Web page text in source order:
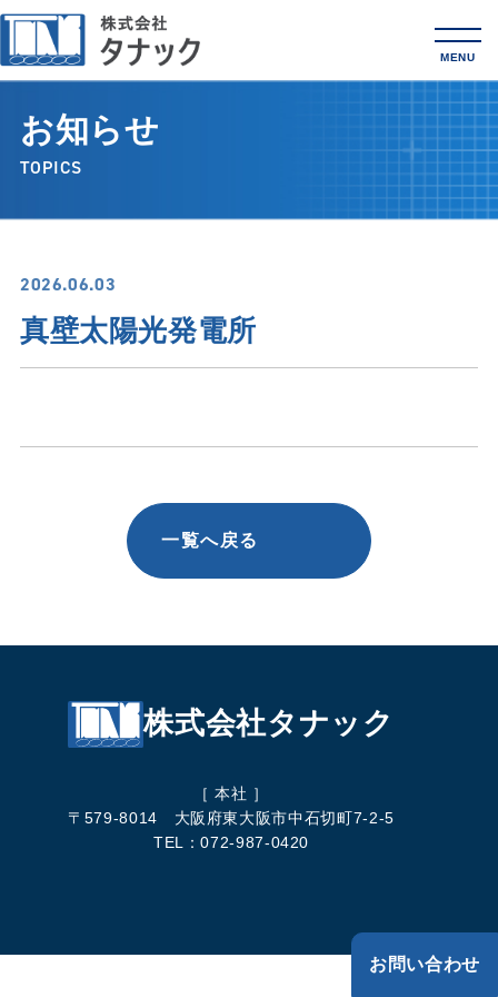
MENU
お知らせ
TOPICS
2026.06.03
真壁太陽光発電所
一覧へ戻る
お問い合わせ
株式会社タナック
［ 本社 ］
〒579-8014 大阪府東大阪市中石切町7-2-5
TEL：072-987-0420